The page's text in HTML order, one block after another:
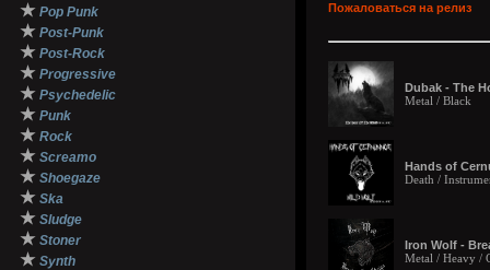
★ Pop Punk
★ Post-Punk
★ Post-Rock
★ Progressive
★ Psychedelic
★ Punk
★ Rock
★ Screamo
★ Shoegaze
★ Ska
★ Sludge
★ Stoner
★ Synth
Пожаловаться на релиз
Dubak - The
Metal / Black
Hands of
Death /
Iron Wolf -
Metal / Heavy /